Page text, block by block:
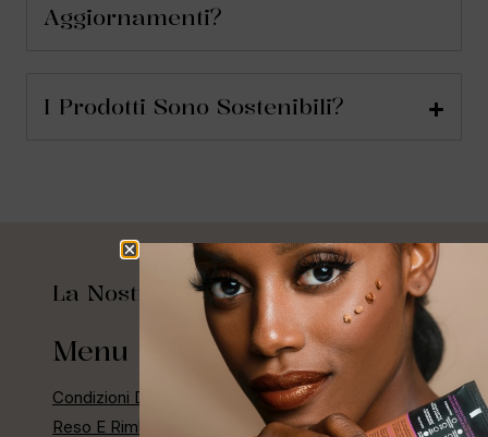
Aggiornamenti?
I Prodotti Sono Sostenibili?
La Nostra Storia
Menu Rapido
Condizioni Di Vendita
Reso E Rimborso